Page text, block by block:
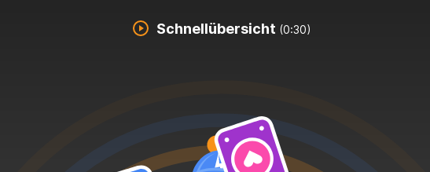
Schnellübersicht (0:30)